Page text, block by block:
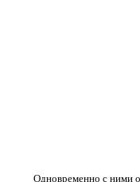
Одновременно с ними